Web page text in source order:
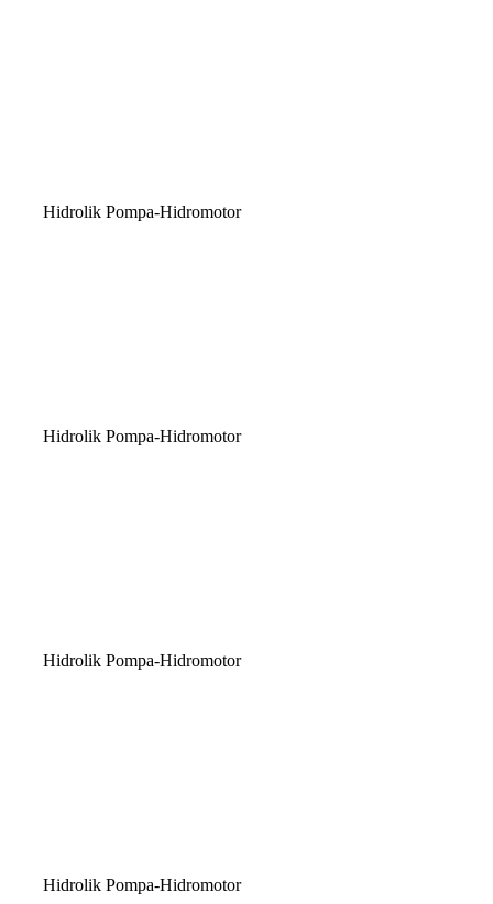
Hidrolik Pompa-Hidromotor
Hidrolik Pompa-Hidromotor
Hidrolik Pompa-Hidromotor
Hidrolik Pompa-Hidromotor